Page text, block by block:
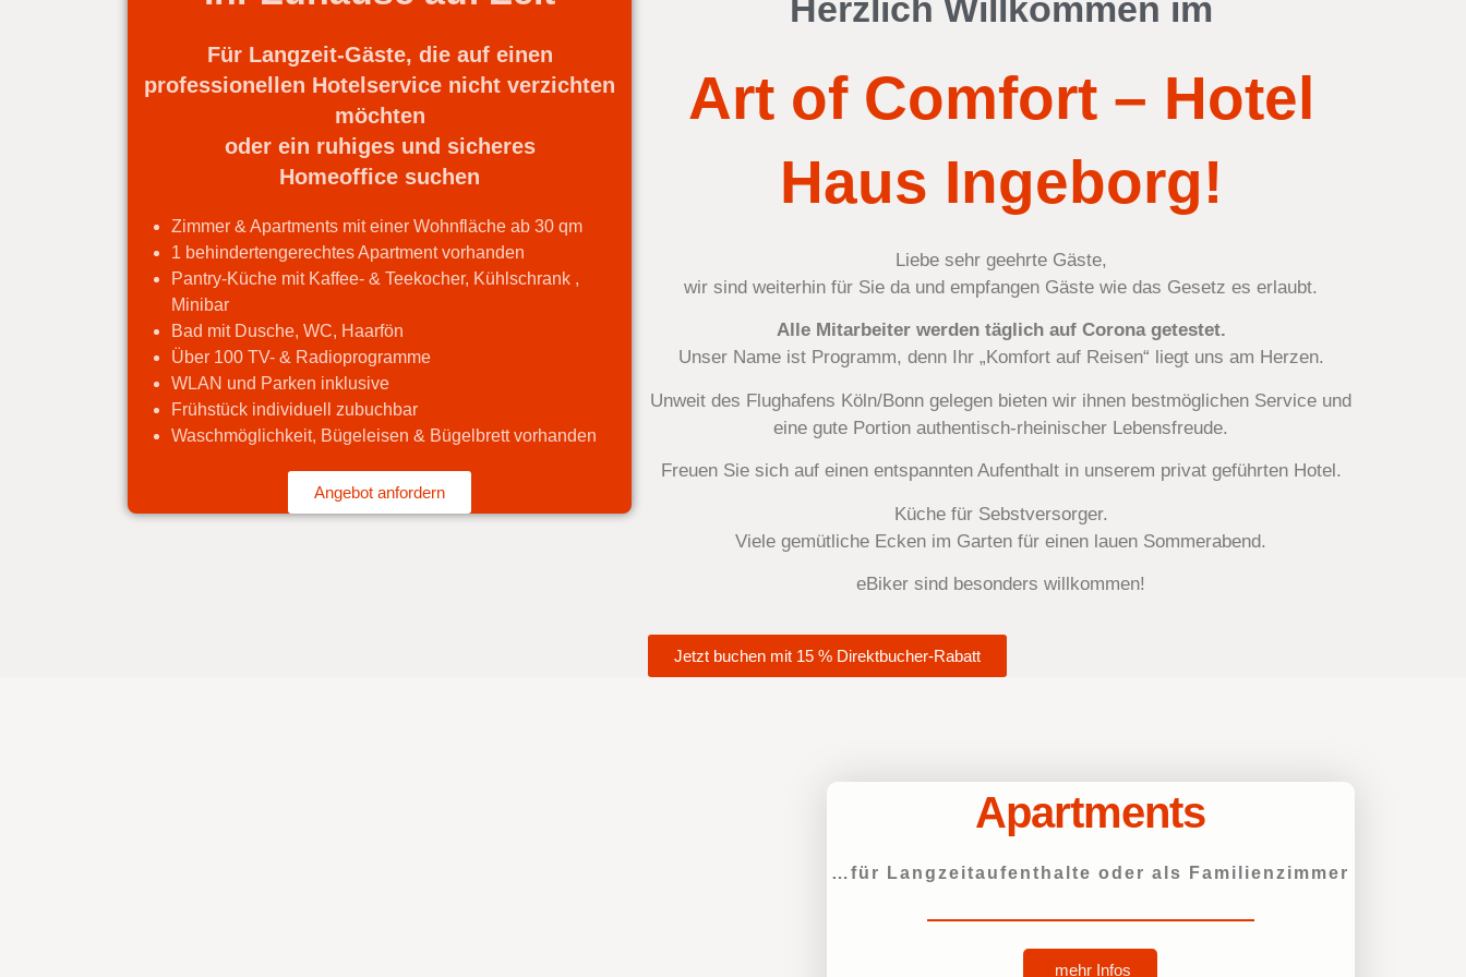
Für Langzeit-Gäste, die auf einen
professionellen Hotelservice nicht verzichten
möchten
oder ein ruhiges und sicheres
Homeoffice suchen
Zimmer & Apartments mit einer Wohnfläche ab 30 qm
1 behindertengerechtes Apartment vorhanden
Pantry-Küche mit Kaffee- & Teekocher, Kühlschrank ,
Minibar
Bad mit Dusche, WC, Haarfön
Über 100 TV- & Radioprogramme
WLAN und Parken inklusive
Frühstück individuell zubuchbar
Waschmöglichkeit, Bügeleisen & Bügelbrett vorhanden
Angebot anfordern
Herzlich Willkommen im
Art of Comfort – Hotel
Haus Ingeborg!
Liebe sehr geehrte Gäste,
wir sind weiterhin für Sie da und empfangen Gäste wie das Gesetz es erlaubt.
Alle Mitarbeiter werden täglich auf Corona getestet.
Unser Name ist Programm, denn Ihr „Komfort auf Reisen“ liegt uns am Herzen.
Unweit des Flughafens Köln/Bonn gelegen bieten wir ihnen bestmöglichen Service und
eine gute Portion authentisch-rheinischer Lebensfreude.
Freuen Sie sich auf einen entspannten Aufenthalt in unserem privat geführten Hotel.
Küche für Sebstversorger.
Viele gemütliche Ecken im Garten für einen lauen Sommerabend.
eBiker sind besonders willkommen!
Jetzt buchen mit 15 % Direktbucher-Rabatt
Apartments
…für Langzeitaufenthalte oder als Familienzimmer
mehr Infos